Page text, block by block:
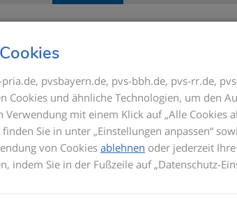
pvsbayern.de, pvs-bbh.de, pvs-rr.de,
Cookies und ähnliche Technologien, um den
mit einem Klick auf „Alle Cookies
Sie in unter „Einstellungen anpassen“
von Cookies ablehnen oder jederzeit
indem Sie in der Fußzeile auf „Datenschutz-
Bis zum
Privatabrechnung
basieren die
informieren wir Sie
GOÄ. Zusätzlich